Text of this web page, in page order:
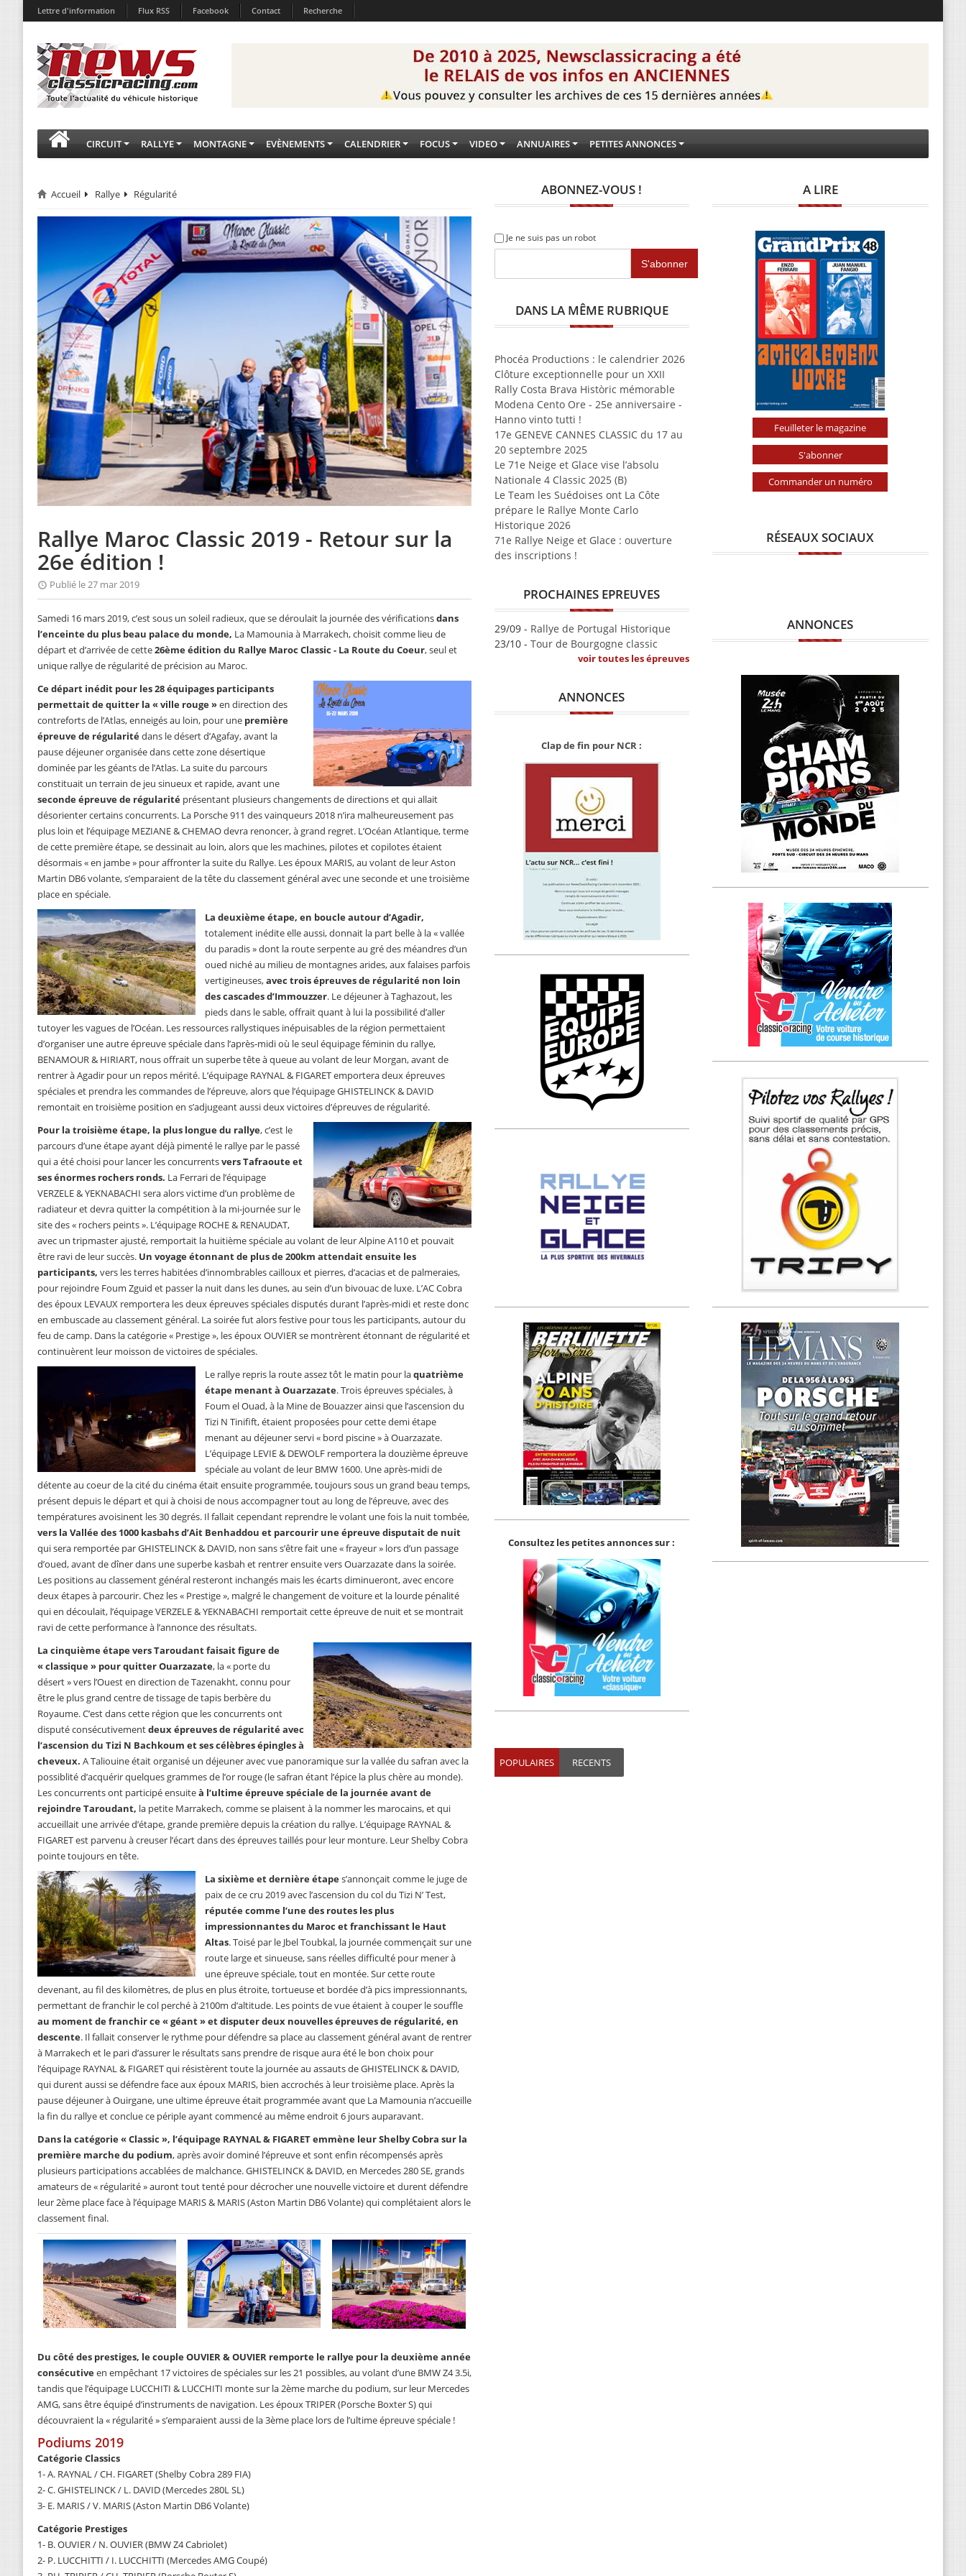
Lettre d'information Flux RSS Facebook Contact Recherche
CIRCUIT RALLYE MONTAGNE EVÈNEMENTS CALENDRIER FOCUS VIDEO ANNUAIRES PETITES ANNONCES
Accueil Rallye Régularité
Rallye Maroc Classic 2019 - Retour sur la
26e édition !
Publié le 27 mar 2019
Samedi 16 mars 2019, c’est sous un soleil radieux, que se déroulait la journée des vérificationsdans
l’enceinte du plus beau palace du monde, La Mamounia à Marrakech, choisit comme lieu de
départ et d’arrivée de cette26ème édition du Rallye Maroc Classic - La Route du Coeur, seul et
unique rallye de régularité de précision au Maroc.
Ce départ inédit pour les 28 équipages participants
permettait de quitter la « ville rouge »en direction des
contreforts de l’Atlas, enneigés au loin, pour une première
épreuve de régularitédans le désert d’Agafay, avant la
pause déjeuner organisée dans cette zone désertique
dominée par les géants de l’Atlas. La suite du parcours
constituait un terrain de jeu sinueux et rapide, avant une
seconde épreuve de régularité présentant plusieurs changements de directions et qui allait
désorienter certains concurrents. La Porsche 911 des vainqueurs 2018 n’ira malheureusement pas
plus loin et l’équipage MEZIANE & CHEMAO devra renoncer, à grand regret. L’Océan Atlantique, terme
de cette première étape, se dessinait au loin, alors que les machines, pilotes et copilotes étaient
désormais « en jambe » pour affronter la suite du Rallye. Les époux MARIS, au volant de leur Aston
Martin DB6 volante, s’emparaient de la tête du classement général avec une seconde et une troisième
place en spéciale.
La deuxième étape, en boucle autour d’Agadir,
totalement inédite elle aussi, donnait la part belle à la « vallée
du paradis » dont la route serpente au gré des méandres d’un
oued niché au milieu de montagnes arides, aux falaises parfois
vertigineuses,avec trois épreuves de régularité non loin
des cascades d’Immouzzer. Le déjeuner à Taghazout, les
pieds dans le sable, offrait quant à lui la possibilité d’aller
tutoyer les vagues de l’Océan. Les ressources rallystiques inépuisables de la région permettaient
d’organiser une autre épreuve spéciale dans l’après-midi où le seul équipage féminin du rallye,
BENAMOUR & HIRIART, nous offrait un superbe tête à queue au volant de leur Morgan, avant de
rentrer à Agadir pour un repos mérité. L’équipage RAYNAL & FIGARET emportera deux épreuves
spéciales et prendra les commandes de l’épreuve, alors que l’équipage GHISTELINCK & DAVID
remontait en troisième position en s’adjugeant aussi deux victoires d’épreuves de régularité.
Pour la troisième étape, la plus longue du rallye, c’est le
parcours d’une étape ayant déjà pimenté le rallye par le passé
qui a été choisi pour lancer les concurrentsvers Tafraoute et
ses énormes rochers ronds. La Ferrari de l’équipage
VERZELE & YEKNABACHI sera alors victime d’un problème de
radiateur et devra quitter la compétition à la mi-journée sur le
site des « rochers peints ». L’équipage ROCHE & RENAUDAT,
avec un tripmaster ajusté, remportait la huitième spéciale au volant de leur Alpine A110 et pouvait
être ravi de leur succès. Un voyage étonnant de plus de 200km attendait ensuite les
participants, vers les terres habitées d’innombrables cailloux et pierres, d’acacias et de palmeraies,
pour rejoindre Foum Zguid et passer la nuit dans les dunes, au sein d’un bivouac de luxe. L’AC Cobra
des époux LEVAUX remportera les deux épreuves spéciales disputés durant l’après-midi et reste donc
en embuscade au classement général. La soirée fut alors festive pour tous les participants, autour du
feu de camp. Dans la catégorie « Prestige », les époux OUVIER se montrèrent étonnant de régularité et
continuèrent leur moisson de victoires de spéciales.
Le rallye repris la route assez tôt le matin pour laquatrième
étape menant à Ouarzazate. Trois épreuves spéciales, à
Foum el Ouad, à la Mine de Bouazzer ainsi que l’ascension du
Tizi N Tinifift, étaient proposées pour cette demi étape
menant au déjeuner servi « bord piscine » à Ouarzazate.
L’équipage LEVIE & DEWOLF remportera la douzième épreuve
spéciale au volant de leur BMW 1600. Une après-midi de
détente au coeur de la cité du cinéma était ensuite programmée, toujours sous un grand beau temps,
présent depuis le départ et qui à choisi de nous accompagner tout au long de l’épreuve, avec des
températures avoisinent les 30 degrés. Il fallait cependant reprendre le volant une fois la nuit tombée,
vers la Vallée des 1000 kasbahs d’Ait Benhaddou et parcourir une épreuve disputait de nuit
qui sera remportée par GHISTELINCK & DAVID, non sans s’être fait une « frayeur » lors d’un passage
d’oued, avant de dîner dans une superbe kasbah et rentrer ensuite vers Ouarzazate dans la soirée.
Les positions au classement général resteront inchangés mais les écarts diminueront, avec encore
deux étapes à parcourir. Chez les « Prestige », malgré le changement de voiture et la lourde pénalité
qui en découlait, l’équipage VERZELE & YEKNABACHI remportait cette épreuve de nuit et se montrait
ravi de cette performance à l’annonce des résultats.
La cinquième étape vers Taroudant faisait figure de
« classique » pour quitter Ouarzazate, la « porte du
désert » vers l’Ouest en direction de Tazenakht, connu pour
être le plus grand centre de tissage de tapis berbère du
Royaume. C’est dans cette région que les concurrents ont
disputé consécutivementdeux épreuves de régularité avec
l’ascension du Tizi N Bachkoum et ses célèbres épingles à
cheveux. A Taliouine était organisé un déjeuner avec vue panoramique sur la vallée du safran avec la
possiblité d’acquérir quelques grammes de l’or rouge (le safran étant l’épice la plus chère au monde).
Les concurrents ont participé ensuiteà l’ultime épreuve spéciale de la journée avant de
rejoindre Taroudant, la petite Marrakech, comme se plaisent à la nommer les marocains, et qui
accueillait une arrivée d’étape, grande première depuis la création du rallye. L’équipage RAYNAL &
FIGARET est parvenu à creuser l’écart dans des épreuves taillés pour leur monture. Leur Shelby Cobra
pointe toujours en tête.
La sixième et dernière étapes’annonçait comme le juge de
paix de ce cru 2019 avec l’ascension du col du Tizi N’ Test,
réputée comme l’une des routes les plus
impressionnantes du Maroc et franchissant le Haut
Altas. Toisé par le Jbel Toubkal, la journée commençait sur une
route large et sinueuse, sans réelles difficulté pour mener à
une épreuve spéciale, tout en montée. Sur cette route
devenant, au fil des kilomètres, de plus en plus étroite, tortueuse et bordée d’à pics impressionnants,
permettant de franchir le col perché à 2100m d’altitude. Les points de vue étaient à couper le souffle
au moment de franchir ce « géant » et disputer deux nouvelles épreuves de régularité, en
descente. Il fallait conserver le rythme pour défendre sa place au classement général avant de rentrer
à Marrakech et le pari d’assurer le résultats sans prendre de risque aura été le bon choix pour
l’équipage RAYNAL & FIGARET qui résistèrent toute la journée au assauts de GHISTELINCK & DAVID,
qui durent aussi se défendre face aux époux MARIS, bien accrochés à leur troisième place. Après la
pause déjeuner à Ouirgane, une ultime épreuve était programmée avant que La Mamounia n’accueille
la fin du rallye et conclue ce périple ayant commencé au même endroit 6 jours auparavant.
Dans la catégorie « Classic », l’équipage RAYNAL & FIGARET emmène leur Shelby Cobra sur la
première marche du podium, après avoir dominé l’épreuve et sont enfin récompensés après
plusieurs participations accablées de malchance. GHISTELINCK & DAVID, en Mercedes 280 SE, grands
amateurs de « régularité » auront tout tenté pour décrocher une nouvelle victoire et durent défendre
leur 2ème place face à l’équipage MARIS & MARIS (Aston Martin DB6 Volante) qui complétaient alors le
classement final.
Du côté des prestiges, le couple OUVIER & OUVIER remporte le rallye pour la deuxième année
consécutiveen empêchant 17 victoires de spéciales sur les 21 possibles, au volant d’une BMW Z4 3.5i,
tandis que l’équipage LUCCHITI & LUCCHITI monte sur la 2ème marche du podium, sur leur Mercedes
AMG, sans être équipé d’instruments de navigation. Les époux TRIPER (Porsche Boxter S) qui
découvraient la « régularité » s’emparaient aussi de la 3ème place lors de l’ultime épreuve spéciale !
Podiums 2019
Catégorie Classics
1- A. RAYNAL / CH. FIGARET (Shelby Cobra 289 FIA)
2- C. GHISTELINCK / L. DAVID (Mercedes 280L SL)
3- E. MARIS / V. MARIS (Aston Martin DB6 Volante)
Catégorie Prestiges
1- B. OUVIER / N. OUVIER (BMW Z4 Cabriolet)
2- P. LUCCHITTI / I. LUCCHITTI (Mercedes AMG Coupé)
ABONNEZ-VOUS !
Je ne suis pas un robot
DANS LA MÊME RUBRIQUE
Phocéa Productions : le calendrier 2026
Clôture exceptionnelle pour un XXII
Rally Costa Brava Històric mémorable
Modena Cento Ore - 25e anniversaire -
Hanno vinto tutti !
17e GENEVE CANNES CLASSIC du 17 au
20 septembre 2025
Le 71e Neige et Glace vise l’absolu
Nationale 4 Classic 2025 (B)
Le Team les Suédoises ont La Côte
prépare le Rallye Monte Carlo
Historique 2026
71e Rallye Neige et Glace : ouverture
des inscriptions !
PROCHAINES EPREUVES
29/09 - Rallye de Portugal Historique
23/10 - Tour de Bourgogne classic
voir toutes les épreuves
ANNONCES
Clap de fin pour NCR :
Consultez les petites annonces sur :
POPULAIRES RECENTS
A LIRE
Feuilleter le magazine
S'abonner
Commander un numéro
RÉSEAUX SOCIAUX
ANNONCES